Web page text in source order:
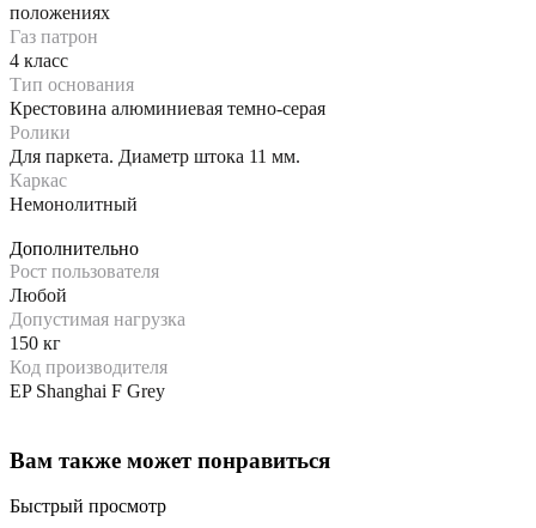
положениях
Газ патрон
4 класс
Тип основания
Крестовина алюминиевая темно-серая
Ролики
Для паркета. Диаметр штока 11 мм.
Каркас
Немонолитный
Дополнительно
Рост пользователя
Любой
Допустимая нагрузка
150 кг
Код производителя
EP Shanghai F Grey
Вам также может понравиться
Быстрый просмотр